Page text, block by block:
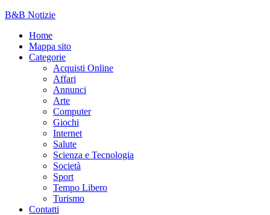
B&B Notizie
Home
Mappa sito
Categorie
Acquisti Online
Affari
Annunci
Arte
Computer
Giochi
Internet
Salute
Scienza e Tecnologia
Società
Sport
Tempo Libero
Turismo
Contatti